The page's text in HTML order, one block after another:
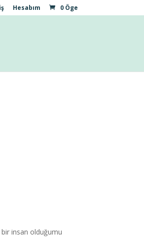
Hesabım 0 Öge
insan olduğumu